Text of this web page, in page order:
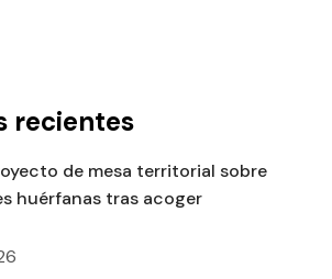
recientes
de mesa territorial sobre
huérfanas tras acoger